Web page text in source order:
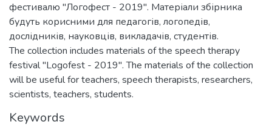
фестивалю "Логофест - 2019". Матеріали збірника
будуть корисними для педагогів, логопедів,
дослідників, науковців, викладачів, студентів.
The collection includes materials of the speech therapy
festival "Logofest - 2019". The materials of the collection
will be useful for teachers, speech therapists, researchers,
scientists, teachers, students.
Keywords